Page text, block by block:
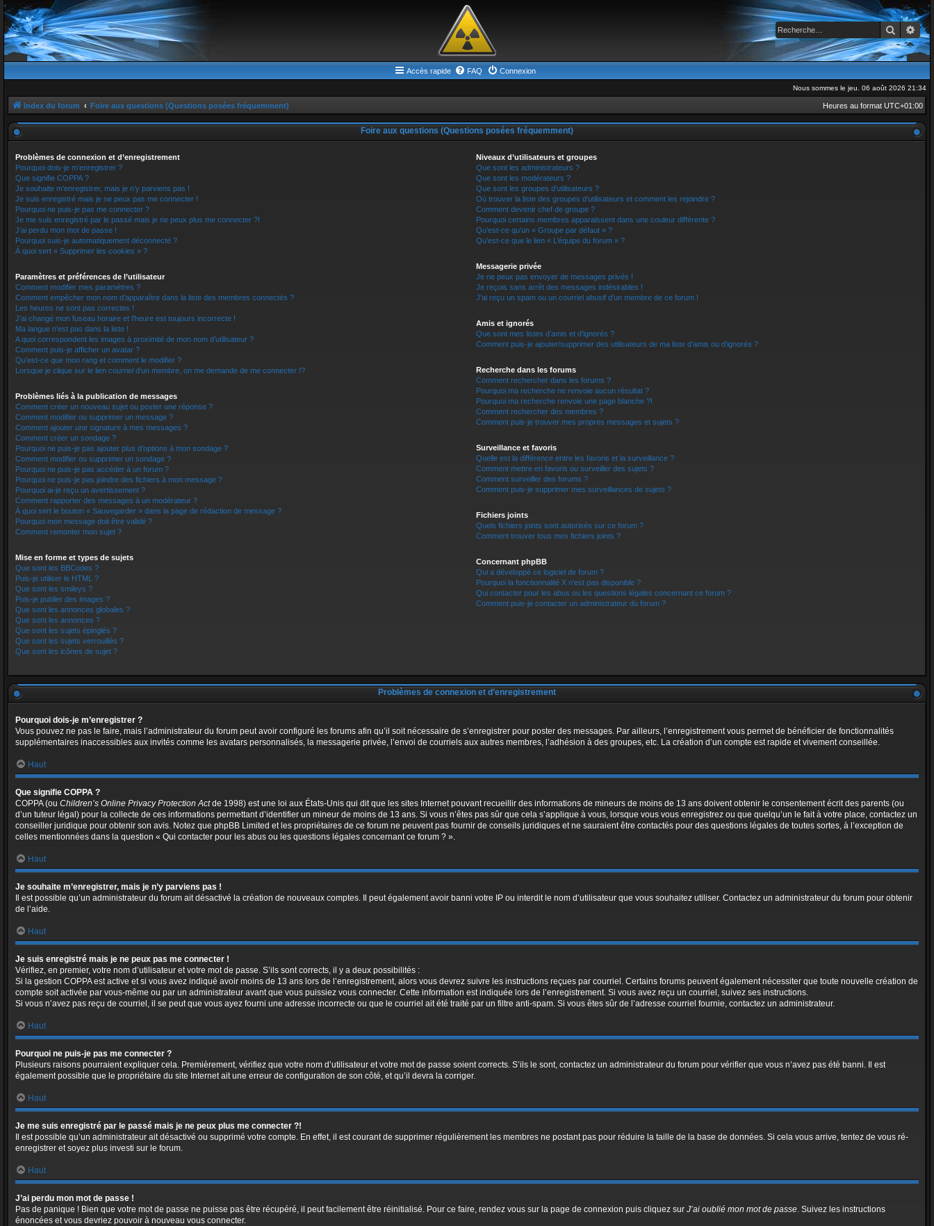
Accès rapide FAQ Connexion
Nous sommes le jeu. 06 août 2026 21:34
Index du forum Foire aux questions (Questions posées fréquemment) Heures au format UTC+01:00
Foire aux questions (Questions posées fréquemment)
Problèmes de connexion et d’enregistrement
Pourquoi dois-je m’enregistrer ?
Que signifie COPPA ?
Je souhaite m’enregistrer, mais je n’y parviens pas !
Je suis enregistré mais je ne peux pas me connecter !
Pourquoi ne puis-je pas me connecter ?
Je me suis enregistré par le passé mais je ne peux plus me connecter ?!
J’ai perdu mon mot de passe !
Pourquoi suis-je automatiquement déconnecté ?
À quoi sert « Supprimer les cookies » ?
Paramètres et préférences de l’utilisateur
Comment modifier mes paramètres ?
Comment empêcher mon nom d’apparaître dans la liste des membres connectés ?
Les heures ne sont pas correctes !
J’ai changé mon fuseau horaire et l’heure est toujours incorrecte !
Ma langue n’est pas dans la liste !
A quoi correspondent les images à proximité de mon nom d’utilisateur ?
Comment puis-je afficher un avatar ?
Qu’est-ce que mon rang et comment le modifier ?
Lorsque je clique sur le lien courrield’un membre, on me demande de me connecter !?
Problèmes liés à la publication de messages
Comment créer un nouveau sujet ou poster une réponse ?
Comment modifier ou supprimer un message ?
Comment ajouter une signature à mes messages ?
Comment créer un sondage ?
Pourquoi ne puis-je pas ajouter plus d’options à mon sondage ?
Comment modifier ou supprimer un sondage ?
Pourquoi ne puis-je pas accéder à un forum ?
Pourquoi ne puis-je pas joindre des fichiers à mon message ?
Pourquoi ai-je reçu un avertissement ?
Comment rapporter des messages à un modérateur ?
À quoi sert le bouton « Sauvegarder » dans la page de rédaction de message ?
Pourquoi mon message doit être validé ?
Comment remonter mon sujet ?
Mise en forme et types de sujets
Que sont les BBCodes ?
Puis-je utiliser le HTML ?
Que sont les smileys ?
Puis-je publier des images ?
Que sont les annonces globales ?
Que sont les annonces ?
Que sont les sujets épinglés ?
Que sont les sujets verrouillés ?
Que sont les icônes de sujet ?
Niveaux d’utilisateurs et groupes
Que sont les administrateurs ?
Que sont les modérateurs ?
Que sont les groupes d’utilisateurs ?
Où trouver la liste des groupes d’utilisateurs et comment les rejoindre ?
Comment devenir chef de groupe ?
Pourquoi certains membres apparaissent dans une couleur différente ?
Qu’est-ce qu’un « Groupe par défaut » ?
Qu’est-ce que le lien « L’équipe du forum » ?
Messagerie privée
Je ne peux pas envoyer de messages privés !
Je reçois sans arrêt des messages indésirables !
J’ai reçu un spam ou un courriel abusif d’un membre de ce forum !
Amis et ignorés
Que sont mes listes d’amis et d’ignorés ?
Comment puis-je ajouter/supprimer des utilisateurs de ma liste d’amis ou d’ignorés ?
Recherche dans les forums
Comment rechercher dans les forums ?
Pourquoi ma recherche ne renvoie aucun résultat ?
Pourquoi ma recherche renvoie une page blanche ?!
Comment rechercher des membres ?
Comment puis-je trouver mes propres messages et sujets ?
Surveillance et favoris
Quelle est la différence entre les favoris et la surveillance ?
Comment mettre en favoris ou surveiller des sujets ?
Comment surveiller des forums ?
Comment puis-je supprimer mes surveillances de sujets ?
Fichiers joints
Quels fichiers joints sont autorisés sur ce forum ?
Comment trouver tous mes fichiers joints ?
Concernant phpBB
Qui a développé ce logiciel de forum ?
Pourquoi la fonctionnalité X n’est pas disponible ?
Qui contacter pour les abus ou les questions légales concernant ce forum ?
Comment puis-je contacter un administrateur du forum ?
Problèmes de connexion et d’enregistrement
Pourquoi dois-je m’enregistrer ?
Vous pouvez ne pas le faire, mais l’administrateur du forum peut avoir configuré les forums afin qu’il soit nécessaire de s’enregistrer pour poster des messages. Par ailleurs, l’enregistrement vous permet de bénéficier de fonctionnalités
supplémentaires inaccessibles aux invités comme les avatars personnalisés, la messagerie privée, l’envoi de courriels aux autres membres, l’adhésion à des groupes, etc. La création d’un compte est rapide et vivement conseillée.
Haut
Que signifie COPPA ?
COPPA (ou Children’s Online Privacy Protection Actde 1998) est une loi aux États-Unis qui dit que les sites Internet pouvant recueillir des informations de mineurs de moins de 13 ans doivent obtenir le consentement écrit des parents (ou
d’un tuteur légal) pour la collecte de ces informations permettant d’identifier un mineur de moins de 13 ans. Si vous n’êtes pas sûr que cela s’applique à vous, lorsque vous vous enregistrez ou que quelqu’un le fait à votre place, contactez un
conseiller juridique pour obtenir son avis. Notez que phpBB Limited et les propriétaires de ce forum ne peuvent pas fournir de conseils juridiques et ne sauraient être contactés pour des questions légales de toutes sortes, à l’exception de
celles mentionnées dans la question « Qui contacter pour les abus ou les questions légales concernant ce forum ? ».
Haut
Je souhaite m’enregistrer, mais je n’y parviens pas !
Il est possible qu’un administrateur du forum ait désactivé la création de nouveaux comptes. Il peut également avoir banni votre IP ou interdit le nom d’utilisateur que vous souhaitez utiliser. Contactez un administrateur du forum pour obtenir
de l’aide.
Haut
Je suis enregistré mais je ne peux pas me connecter !
Vérifiez, en premier, votre nom d’utilisateur et votre mot de passe. S’ils sont corrects, il y a deux possibilités :
Si la gestion COPPA est active et si vous avez indiqué avoir moins de 13 ans lors de l’enregistrement, alors vous devrez suivre les instructions reçues par courriel. Certains forums peuvent également nécessiter que toute nouvelle création de
compte soit activée par vous-même ou par un administrateur avant que vous puissiez vous connecter. Cette information est indiquée lors de l’enregistrement. Si vous avez reçu un courriel, suivez ses instructions.
Si vous n’avez pas reçu de courriel, il se peut que vous ayez fourni une adresse incorrecte ou que le courriel ait été traité par un filtre anti-spam. Si vous êtes sûr de l’adresse courriel fournie, contactez un administrateur.
Haut
Pourquoi ne puis-je pas me connecter ?
Plusieurs raisons pourraient expliquer cela. Premièrement, vérifiez que votre nom d’utilisateur et votre mot de passe soient corrects. S’ils le sont, contactez un administrateur du forum pour vérifier que vous n’avez pas été banni. Il est
également possible que le propriétaire du site Internet ait une erreur de configuration de son côté, et qu’il devra la corriger.
Haut
Je me suis enregistré par le passé mais je ne peux plus me connecter ?!
Il est possible qu’un administrateur ait désactivé ou supprimé votre compte. En effet, il est courant de supprimer régulièrement les membres ne postant pas pour réduire la taille de la base de données. Si cela vous arrive, tentez de vous ré-
enregistrer et soyez plus investi sur le forum.
Haut
J’ai perdu mon mot de passe !
Pas de panique ! Bien que votre mot de passe ne puisse pas être récupéré, il peut facilement être réinitialisé. Pour ce faire, rendez vous sur la page de connexion puis cliquez sur J’ai oublié mon mot de passe. Suivez les instructions
énoncées et vous devriez pouvoir à nouveau vous connecter.